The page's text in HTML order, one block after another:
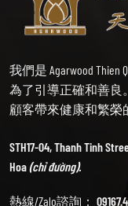
我們是 Agarwood
為了引導正確和善良
顧客帶來健康和繁榮
STH17-04, Thanh Tinh
Hoa(chỉ đường).
熱線/Zalo諮詢：